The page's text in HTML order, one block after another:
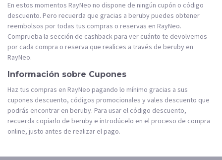
En estos momentos RayNeo no dispone de ningún cupón o código
descuento. Pero recuerda que gracias a beruby puedes obtener
reembolsos por todas tus compras o reservas en RayNeo.
Comprueba la sección de cashback para ver cuánto te devolvemos
por cada compra o reserva que realices a través de beruby en
RayNeo.
Información sobre Cupones
Haz tus compras en RayNeo pagando lo mínimo gracias a sus
cupones descuento, códigos promocionales y vales descuento que
podrás encontrar en beruby. Para usar el código descuento,
recuerda copiarlo de beruby e introdúcelo en el proceso de compra
online, justo antes de realizar el pago.